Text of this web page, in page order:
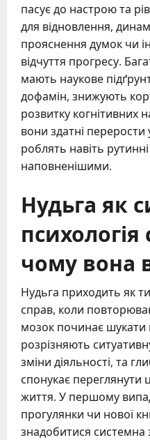
пасує до настрою та
для відновлення,
прояснення думок чи
відчуття прогресу.
мають наукове
дофамін, знижують
розвитку когнітивних
вони здатні перерости
роблять навіть
наповненішими.
Нудьга як
психологія
чому вона
Нудьга приходить як
справ, коли
мозок починає шукати
розрізняють
зміни діяльності, та
спонукає переглянути
життя. У першому
прогулянки чи нової
знадобитися системна